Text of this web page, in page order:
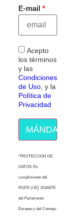
E-mail
Acepto
los términos
y las
Condiciones
de Uso , y la
Política de
Privacidad
MÁNDAME
“PROTECCION DE
DATOS: En
cumplimiento del
RGPD (UE) 2016/679
del Parlamento
Europeo y del Consejo